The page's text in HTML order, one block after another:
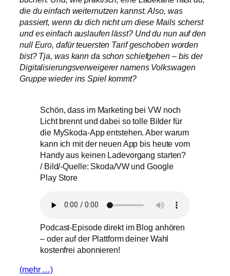
die du einfach weiternutzen kannst. Also, was
passiert, wenn du dich nicht um diese Mails scherst
und es einfach auslaufen lässt? Und du nun auf den
null Euro, dafür teuersten Tarif geschoben worden
bist? Tja, was kann da schon schiefgehen – bis der
Digitalisierungsverweigerer namens Volkswagen
Gruppe wieder ins Spiel kommt?
Schön, dass im Marketing bei VW noch
Licht brennt und dabei so tolle Bilder für
die MySkoda-App entstehen. Aber warum
kann ich mit der neuen App bis heute vom
Handy aus keinen Ladevorgang starten?
/ Bild/-Quelle: Skoda/VW und Google
Play Store
Podcast-Episode direkt im Blog anhören
– oder auf der Plattform deiner Wahl
kostenfrei abonnieren!
(mehr …)